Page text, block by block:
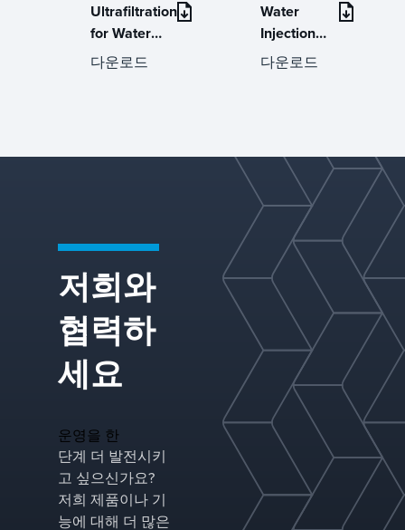
Ultrafiltration
for Water
Injections /
Water Flood
다운로드
Water
Injection
Systems
다운로드
저희와
협력하
세요
운영을 한
단계 더 발전시키
고 싶으신가요?
저희 제품이나 기
능에 대해 더 많은